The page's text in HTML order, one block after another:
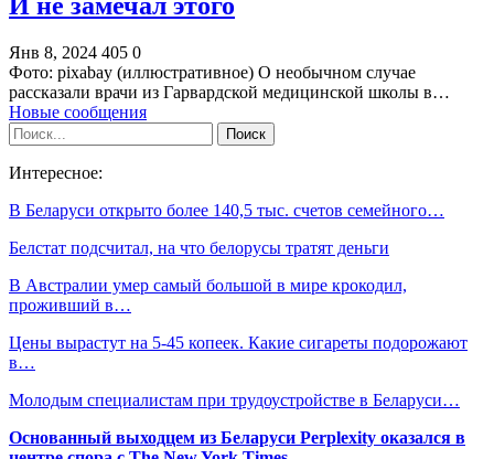
И не замечал этого
Янв 8, 2024 405 0
Фото: pixabay (иллюстративное) О необычном случае
рассказали врачи из Гарвардской медицинской школы в…
Новые сообщения
Интересное:
В Беларуси открыто более 140,5 тыс. счетов семейного…
Белстат подсчитал, на что белорусы тратят деньги
В Австралии умер самый большой в мире крокодил,
проживший в…
Цены вырастут на 5-45 копеек. Какие сигареты подорожают
в…
Молодым специалистам при трудоустройстве в Беларуси…
Основанный выходцем из Беларуси Perplexity оказался в